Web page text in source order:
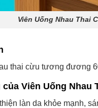
Viên Uống Nhau Thai
thai cừu tương đương
Viên Uống Nhau
làn da khỏe mạnh,